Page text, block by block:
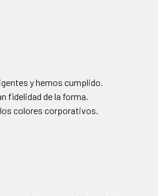
y hemos cumplido.
fidelidad de la forma.
colores corporativos.